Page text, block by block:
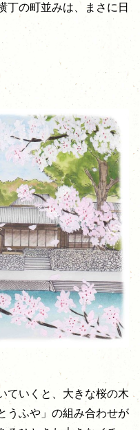
丁の町並みは、まさに日
ていくと、大きな桜の木
うふや」の組み合わせが